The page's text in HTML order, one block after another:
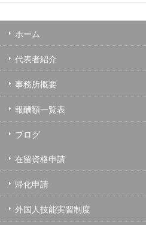
ホーム
代表者紹介
事務所概要
報酬額一覧表
ブログ
在留資格申請
帰化申請
外国人技能実習制度